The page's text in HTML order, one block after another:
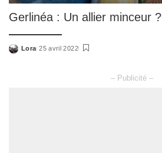
Gerlinéa : Un allier minceur ?
Posted
Lora 25 avril 2022
– Publicité –